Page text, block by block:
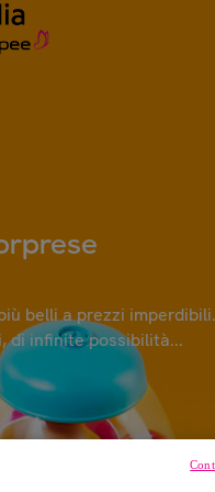
belli a prezzi imperdibili.
di infinite possibilità...